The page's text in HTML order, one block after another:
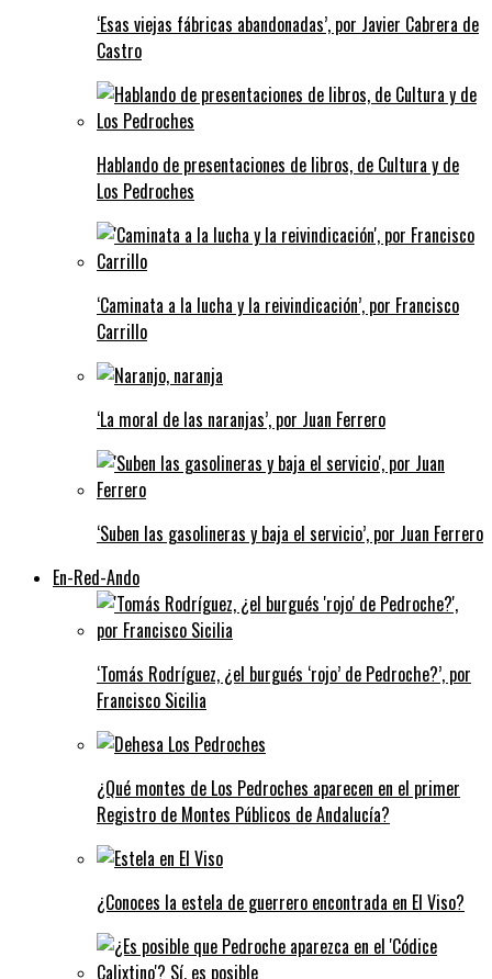
‘Esas viejas fábricas abandonadas’, por Javier Cabrera de
Castro
Hablando de presentaciones de libros, de Cultura y de
Los Pedroches
‘Caminata a la lucha y la reivindicación’, por Francisco
Carrillo
‘La moral de las naranjas’, por Juan Ferrero
‘Suben las gasolineras y baja el servicio’, por Juan Ferrero
En-Red-Ando
‘Tomás Rodríguez, ¿el burgués ‘rojo’ de Pedroche?’, por
Francisco Sicilia
¿Qué montes de Los Pedroches aparecen en el primer
Registro de Montes Públicos de Andalucía?
¿Conoces la estela de guerrero encontrada en El Viso?